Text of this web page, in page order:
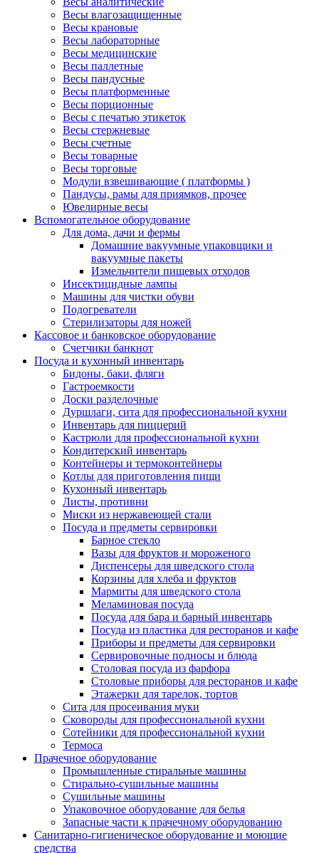
Весы влагозащищенные
Весы крановые
Весы лабораторные
Весы медицинские
Весы паллетные
Весы пандусные
Весы платформенные
Весы порционные
Весы с печатью этикеток
Весы стержневые
Весы счетные
Весы товарные
Весы торговые
Модули взвешивающие ( платформы )
Пандусы, рамы для приямков, прочее
Ювелирные весы
Вспомогательное оборудование
Для дома, дачи и фермы
Домашние вакуумные упаковщики и
вакуумные пакеты
Измельчители пищевых отходов
Инсектицидные лампы
Машины для чистки обуви
Подогреватели
Стерилизаторы для ножей
Кассовое и банковское оборудование
Счетчики банкнот
Посуда и кухонный инвентарь
Бидоны, баки, фляги
Гастроемкости
Доски разделочные
Дуршлаги, сита для профессиональной кухни
Инвентарь для пиццерий
Кастрюли для профессиональной кухни
Кондитерский инвентарь
Контейнеры и термоконтейнеры
Котлы для приготовления пищи
Кухонный инвентарь
Листы, противни
Миски из нержавеющей стали
Посуда и предметы сервировки
Барное стекло
Вазы для фруктов и мороженого
Диспенсеры для шведского стола
Корзины для хлеба и фруктов
Мармиты для шведского стола
Меламиновая посуда
Посуда для бара и барный инвентарь
Посуда из пластика для ресторанов и кафе
Приборы и предметы для сервировки
Сервировочные подносы и блюда
Столовая посуда из фарфора
Столовые приборы для ресторанов и кафе
Этажерки для тарелок, тортов
Сита для просеивания муки
Сковороды для профессиональной кухни
Сотейники для профессиональной кухни
Термоса
Прачечное оборудование
Промышленные стиральные машины
Стирально-сушильные машины
Сушильные машины
Упаковочное оборудование для белья
Запасные части к прачечному оборудованию
Санитарно-гигиеническое оборудование и моющие
средства